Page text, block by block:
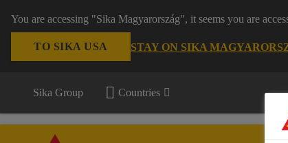
You are accessing "Sika Magyarország", it seems you are
TO SIKA USA STAY ON SIKA
Sika Group Countries